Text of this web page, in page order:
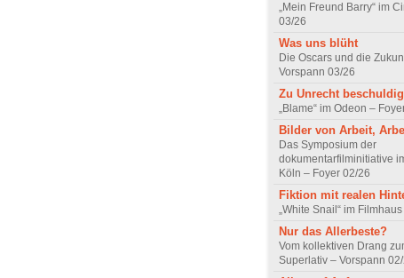
„Mein Freund Barry“ im
03/26
Was uns blüht
Die Oscars und die
Vorspann 03/26
Zu Unrecht
„Blame“ im Odeon –
Bilder von Arbeit,
Das Symposium der
dokumentarfilminitiative
Köln – Foyer 02/26
Fiktion mit realen
„White Snail“ im
Nur das Allerbeste?
Vom kollektiven Drang
Superlativ – Vorspann